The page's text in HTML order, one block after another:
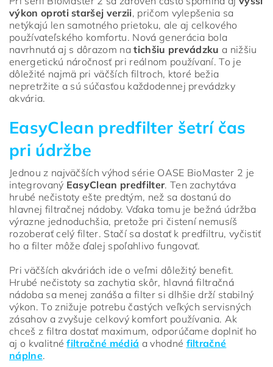
výkon oproti staršej verzii, pričom vylepšenia sa
netýkajú len samotného prietoku, ale aj celkového
používateľského komfortu. Nová generácia bola
navrhnutá aj s dôrazom natichšiu prevádzku a nižšiu
energetickú náročnosť pri reálnom používaní. To je
dôležité najmä pri väčších filtroch, ktoré bežia
nepretržite a sú súčasťou každodennej prevádzky
akvária.
EasyClean predfilter šetrí čas
pri údržbe
Jednou z najväčších výhod série OASE BioMaster 2 je
integrovaný EasyClean predfilter. Ten zachytáva
hrubé nečistoty ešte predtým, než sa dostanú do
hlavnej filtračnej nádoby. Vďaka tomu je bežná údržba
výrazne jednoduchšia, pretože pri čistení nemusíš
rozoberať celý filter. Stačí sa dostať k predfiltru, vyčistiť
ho a filter môže ďalej spoľahlivo fungovať.
Pri väčších akváriách ide o veľmi dôležitý benefit.
Hrubé nečistoty sa zachytia skôr, hlavná filtračná
nádoba sa menej zanáša a filter si dlhšie drží stabilný
výkon. To znižuje potrebu častých veľkých servisných
zásahov a zvyšuje celkový komfort používania. Ak
chceš z filtra dostať maximum, odporúčame doplniť ho
aj o kvalitnéfiltračné médiá a vhodné filtračné
náplne.